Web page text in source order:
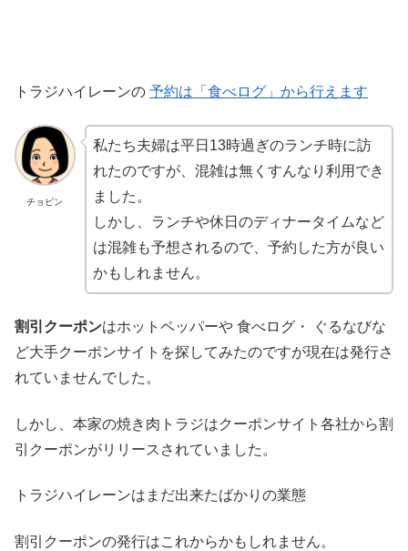
トラジハイレーンの 予約は「食べログ」から行えます
チョピン
私たち夫婦は平日13時過ぎのランチ時に訪
れたのですが、混雑は無くすんなり利用でき
ました。
しかし、ランチや休日のディナータイムなど
は混雑も予想されるので、予約した方が良い
かもしれません。
割引クーポンはホットペッパーや 食べログ・ ぐるなびな
ど大手クーポンサイトを探してみたのですが現在は発行さ
れていませんでした。
しかし、本家の焼き肉トラジはクーポンサイト各社から割
引クーポンがリリースされていました。
トラジハイレーンはまだ出来たばかりの業態
割引クーポンの発行はこれからかもしれません。